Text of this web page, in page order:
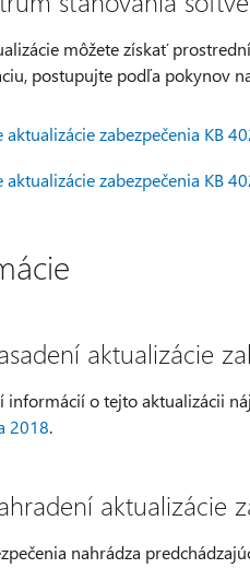
môžete získať
postupujte podľa pokynov
aktualizácie zabezpečenia KB
aktualizácie zabezpečenia KB
aktualizácie
informácií o tejto aktualizácii
2018.
aktualizácie
nahrádza